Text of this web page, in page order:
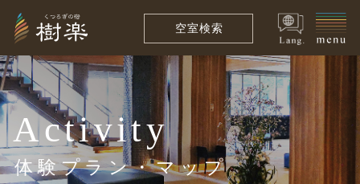
空室検索
Activity
体験プラン・マップ